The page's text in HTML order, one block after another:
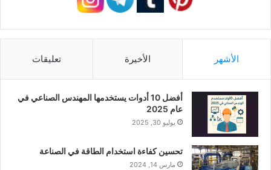
الأشهر الأخيرة تعليقات
أفضل 10 أدوات يستخدمها المهندس الصناعي في
عام 2025
يوليو 30, 2025
تحسين كفاءة استخدام الطاقة في الصناعة
مارس 14, 2024